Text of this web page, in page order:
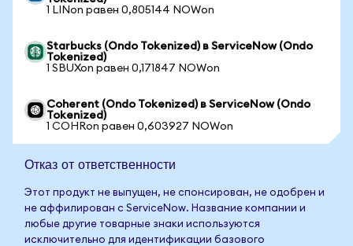
1 LINon равен 0,805144 NOWon
Starbucks (Ondo Tokenized) в ServiceNow (Ondo
Tokenized)
1 SBUXon равен 0,171847 NOWon
Coherent (Ondo Tokenized) в ServiceNow (Ondo
Tokenized)
1 COHRon равен 0,603927 NOWon
Отказ от ответственности
Этот продукт не выпущен, не спонсирован, не одобрен и
не аффилирован с ServiceNow. Название компании и
любые другие товарные знаки используются
исключительно для идентификации базового